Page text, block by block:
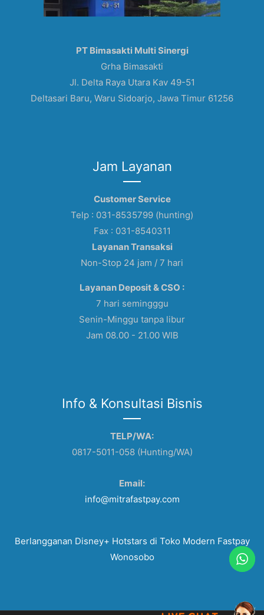
PT Bimasakti Multi Sinergi
Grha Bimasakti
Jl. Delta Raya Utara Kav 49-51
Deltasari Baru, Waru Sidoarjo, Jawa Timur 61256
Jam Layanan
Customer Service
Telp : 031-8535799 (hunting)
Fax : 031-8540311
Layanan Transaksi
Non-Stop 24 jam / 7 hari
Layanan Deposit & CSO :
7 hari semingggu
Senin-Minggu tanpa libur
Jam 08.00 - 21.00 WIB
Info & Konsultasi Bisnis
TELP/WA:
0817-5011-058 (Hunting/WA)
Email:
info@mitrafastpay.com
Berlangganan Disney+ Hotstars di Toko Modern Fastpay
Wonosobo